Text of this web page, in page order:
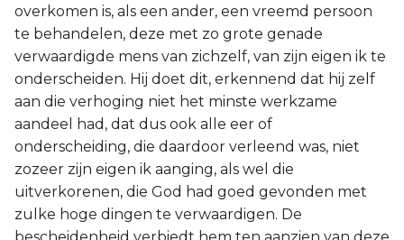
overkomen is, als een ander, een vreemd persoon
te behandelen, deze met zo grote genade
verwaardigde mens van zichzelf, van zijn eigen ik te
onderscheiden. Hij doet dit, erkennend dat hij zelf
aan die verhoging niet het minste werkzame
aandeel had, dat dus ook alle eer of
onderscheiding, die daardoor verleend was, niet
zozeer zijn eigen ik aanging, als wel die
uitverkorenen, die God had goed gevonden met
zulke hoge dingen te verwaardigen. De